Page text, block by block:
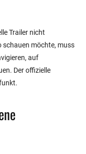
Trailer nicht
schauen möchte, muss
auf
Der offizielle